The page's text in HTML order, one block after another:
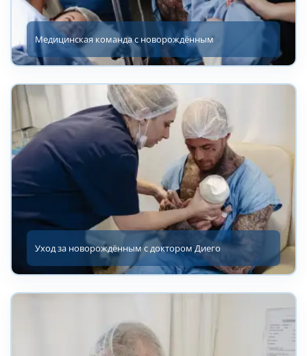
Медицинская команда с новорождённым
Уход за новорождённым с доктором Диего